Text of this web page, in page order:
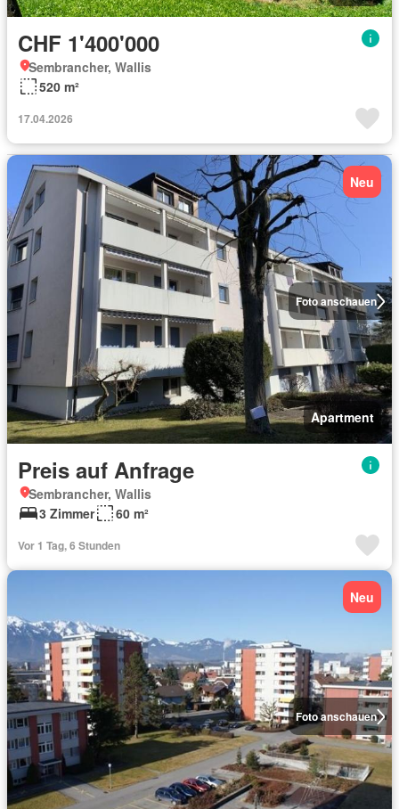
CHF 1'400'000
Sembrancher, Wallis
520 m²
17.04.2026
Foto anschauen
Neu
Apartment
Preis auf Anfrage
Sembrancher, Wallis
3 Zimmer
60 m²
Vor 1 Tag, 6 Stunden
Foto anschauen
Neu